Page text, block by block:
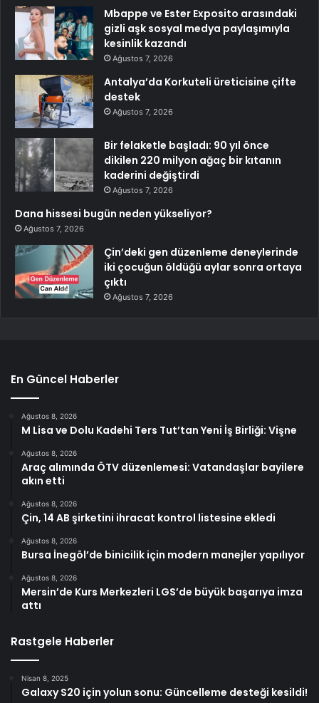
Mbappe ve Ester Exposito arasındaki
gizli aşk sosyal medya paylaşımıyla
kesinlik kazandı
Ağustos 7, 2026
Antalya’da Korkuteli üreticisine çifte
destek
Ağustos 7, 2026
Bir felaketle başladı: 90 yıl önce
dikilen 220 milyon ağaç bir kıtanın
kaderini değiştirdi
Ağustos 7, 2026
Dana hissesi bugün neden yükseliyor?
Ağustos 7, 2026
Çin’deki gen düzenleme deneylerinde
iki çocuğun öldüğü aylar sonra ortaya
çıktı
Ağustos 7, 2026
En Güncel Haberler
Ağustos 8, 2026
M Lisa ve Dolu Kadehi Ters Tut’tan Yeni İş Birliği: Vişne
Ağustos 8, 2026
Araç alımında ÖTV düzenlemesi: Vatandaşlar bayilere
akın etti
Ağustos 8, 2026
Çin, 14 AB şirketini ihracat kontrol listesine ekledi
Ağustos 8, 2026
Bursa İnegöl’de binicilik için modern manejler yapılıyor
Ağustos 8, 2026
Mersin’de Kurs Merkezleri LGS’de büyük başarıya imza
attı
Rastgele Haberler
Nisan 8, 2025
Galaxy S20 için yolun sonu: Güncelleme desteği kesildi!